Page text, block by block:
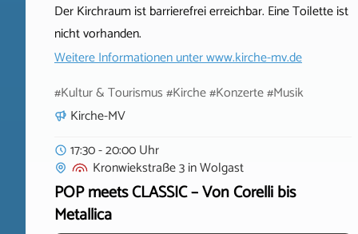
Der Kirchraum ist barrierefrei erreichbar. Eine Toilette ist
nicht vorhanden.
Weitere Informationen unterwww.kirche-mv.de
#Kultur & Tourismus #Kirche #Konzerte #Musik
Kirche-MV
17:30 - 20:00 Uhr
Kronwiekstraße 3inWolgast
POP meets CLASSIC – Von Corelli bis
Metallica